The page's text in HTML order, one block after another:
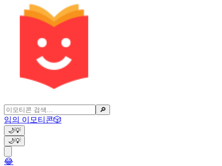
🔎
임의 이모티콘🎲
🌙💡
🌙💡
😂